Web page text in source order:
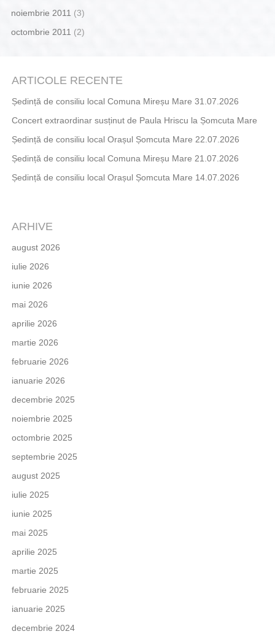
noiembrie 2011 (3)
octombrie 2011 (2)
ARTICOLE RECENTE
Ședință de consiliu local Comuna Mireșu Mare 31.07.2026
Concert extraordinar susținut de Paula Hriscu la Șomcuta Mare
Ședință de consiliu local Orașul Șomcuta Mare 22.07.2026
Ședință de consiliu local Comuna Mireșu Mare 21.07.2026
Ședință de consiliu local Orașul Șomcuta Mare 14.07.2026
ARHIVE
august 2026
iulie 2026
iunie 2026
mai 2026
aprilie 2026
martie 2026
februarie 2026
ianuarie 2026
decembrie 2025
noiembrie 2025
octombrie 2025
septembrie 2025
august 2025
iulie 2025
iunie 2025
mai 2025
aprilie 2025
martie 2025
februarie 2025
ianuarie 2025
decembrie 2024